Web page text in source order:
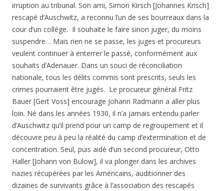
irruption au tribunal. Son ami, Simon Kirsch [Johannes Krisch]
rescapé d’Auschwitz, a reconnu l’un de ses bourreaux dans la
cour d’un collège. Il souhaite le faire sinon juger, du moins
suspendre… Mais rien ne se passe, les juges et procureurs
veulent continuer à enterrer le passé, conformément aux
souhaits d’Adenauer. Dans un souci de réconciliation
nationale, tous les délits commis sont prescrits, seuls les
crimes pourraient être jugés. Le procureur général Fritz
Bauer [Gert Voss] encourage Johann Radmann a aller plus
loin. Né dans les années 1930, il n’a jamais entendu parler
d’Auschwitz qu’il prend pour un camp de regroupement et il
découvre peu à peu la réalité du camp d’extermination et de
concentration. Seul, puis aidé d’un second procureur, Otto
Haller [Johann von Bülow], il va plonger dans les archives
nazies récupérées par les Américains, auditionner des
dizaines de survivants grâce à l’association des rescapés